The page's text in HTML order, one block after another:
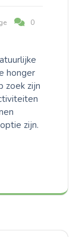
0
honger
zoek zijn
zijn.